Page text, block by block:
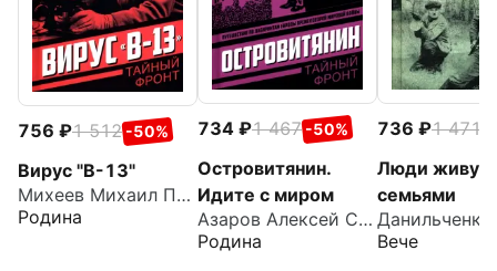
756 1 512 -50%
Вирус "В-13"
Михеев Михаил Петрович
Родина
734 1 467 -50%
Островитянин.
Идите с миром
Азаров Алексей Сергеевич
Родина
736 1 471
Люди живут
семьями
Вече